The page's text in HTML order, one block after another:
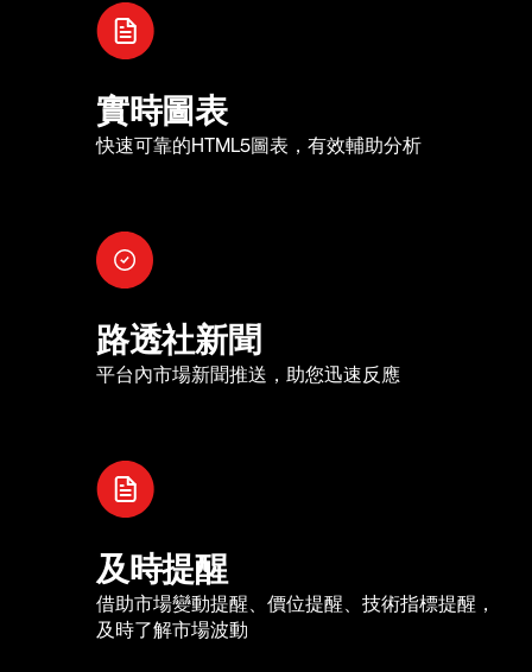
實時圖表
快速可靠的HTML5圖表，有效輔助分析
路透社新聞
平台內市場新聞推送，助您迅速反應
及時提醒
借助市場變動提醒、價位提醒、技術指標提醒，
及時了解市場波動